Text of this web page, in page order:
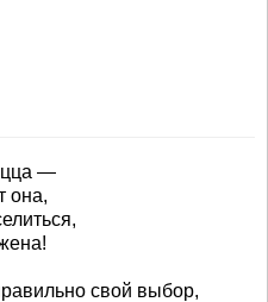
—
она,
свой выбор,